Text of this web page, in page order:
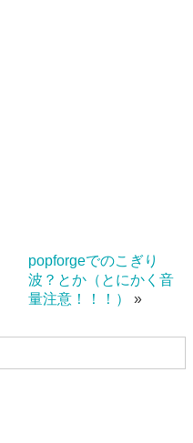
popforgeでのこぎり
波？とか（とにかく音
量注意！！！）
»